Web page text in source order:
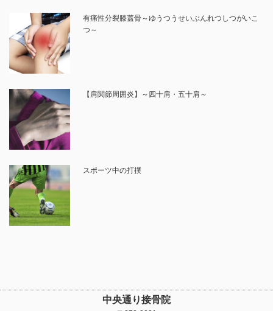
有痛性分裂膝蓋骨～ゆうつうせいぶんれつしつがいこ
つ～
【肩関節周囲炎】～四十肩・五十肩～
スポーツ中の打撲
中央通り接骨院